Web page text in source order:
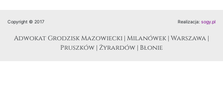
Copyright © 2017 Realizacja: sogy.pl
Adwokat Grodzisk Mazowiecki | Milanówek | Warszawa |
Pruszków | Żyrardów | Błonie